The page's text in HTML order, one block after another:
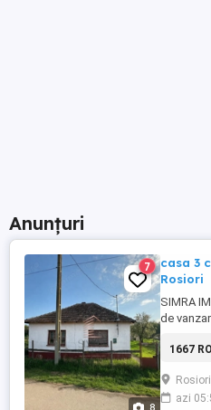
Anunțuri
8
7
casa 3
Rosiori
SIMRA
de
dispune
Utilitati:
1667
azi